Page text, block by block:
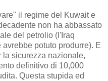
il regime del Kuwait e
non ha abbassato
del petrolio (l'Iraq
potuto produrre). E
la sicurezza nazionale,
definitivo di 10,000
Questa stupida ed